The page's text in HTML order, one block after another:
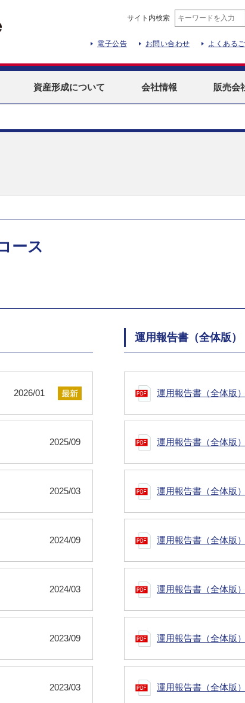
サイト内検索
電子公告 お問い合わせ よくある
資産形成について 会社情報 販売会
ース
2026/01
2025/09
2025/03
2024/09
2024/03
2023/09
2023/03
運用報告書（全体版）
運用報告書（全体版）
運用報告書（全体版）
運用報告書（全体版）
運用報告書（全体版）
運用報告書（全体版）
運用報告書（全体版）
運用報告書（全体版）